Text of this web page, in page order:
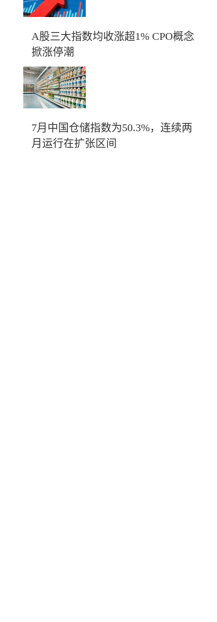
A股三大指数均收涨超1% CPO概念
掀涨停潮
7月中国仓储指数为50.3%，连续两
月运行在扩张区间